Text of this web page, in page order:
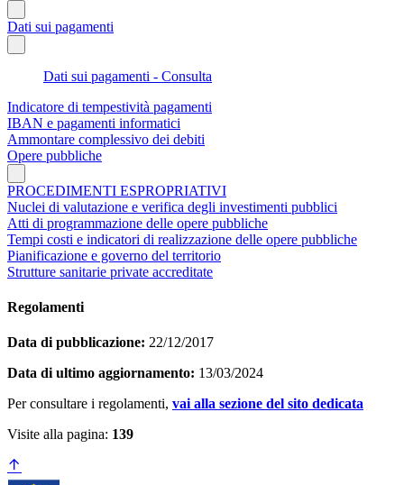
Dati sui pagamenti
Dati sui pagamenti - Consulta
Indicatore di tempestività pagamenti
IBAN e pagamenti informatici
Ammontare complessivo dei debiti
Opere pubbliche
PROCEDIMENTI ESPROPRIATIVI
Nuclei di valutazione e verifica degli investimenti pubblici
Atti di programmazione delle opere pubbliche
Tempi costi e indicatori di realizzazione delle opere pubbliche
Pianificazione e governo del territorio
Strutture sanitarie private accreditate
Regolamenti
Data di pubblicazione: 22/12/2017
Data di ultimo aggiornamento: 13/03/2024
Per consultare i regolamenti, vai alla sezione del sito dedicata
Visite alla pagina: 139